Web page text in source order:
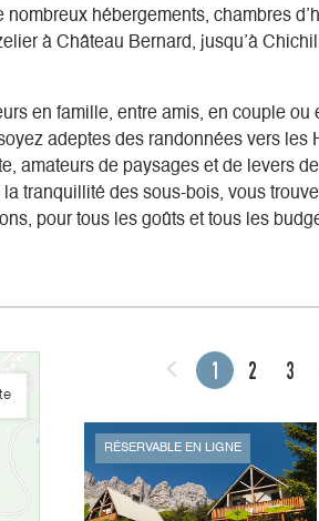
nombreux hébergements, chambres
à Château Bernard, jusqu’à
en famille, entre amis, en couple
adeptes des randonnées vers les
amateurs de paysages et de levers
tranquillité des sous-bois, vous
pour tous les goûts et tous les
1 2 3
RÉSERVABLE EN LIGNE